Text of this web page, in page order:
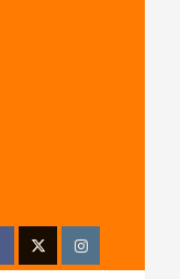
TwitterInstagram